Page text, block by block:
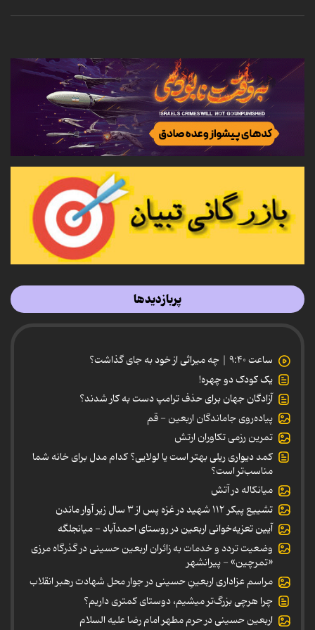
پربازدیدها
ساعت ۹:۴۰ | چه میراثی از خود به جای گذاشت؟
یک کودک دو چهره!
آزادگان جهان برای حذف ترامپ دست به کار شدند؟
پیاده‌روی جاماندگان اربعین - قم
تمرین رزمی تکاوران ارتش
کمد دیواری ریلی بهتر است یا لولایی؟ کدام مدل برای خانه شما
مناسب‌تر است؟
میانکاله در آتش
تشییع پیکر ۱۱۲ شهید در غزه پس از ۳ سال زیر آوار ماندن
آیین تعزیه‌خوانی اربعین در روستای احمدآباد - میانجلگه
وضعیت تردد و خدمات به زائران اربعین حسینی در گذرگاه مرزی
«تمرچین» - پیرانشهر
مراسم عزاداری اربعینِ حسینی در جوار محل شهادت رهبر انقلاب
چرا هرچی بزرگ‌تر میشیم، دوستای کمتری داریم؟
اربعین حسینی در حرم مطهر امام رضا علیه السلام